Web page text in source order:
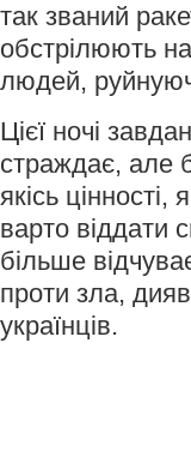
так званий
обстрілюють
людей,
Цієї ночі
страждає, але
якісь
варто віддати
більше
проти зла,
українців.